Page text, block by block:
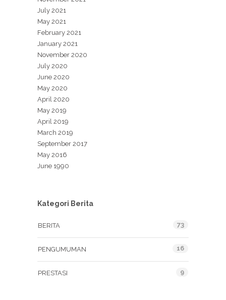
July 2021
May 2021
February 2021
January 2021
November 2020
July 2020
June 2020
May 2020
April 2020
May 2019
April 2019
March 2019
September 2017
May 2016
June 1990
Kategori Berita
BERITA 73
PENGUMUMAN 16
PRESTASI 9